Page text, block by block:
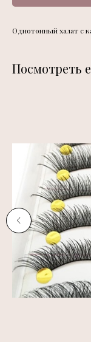
Однотонный халат с
Посмотреть